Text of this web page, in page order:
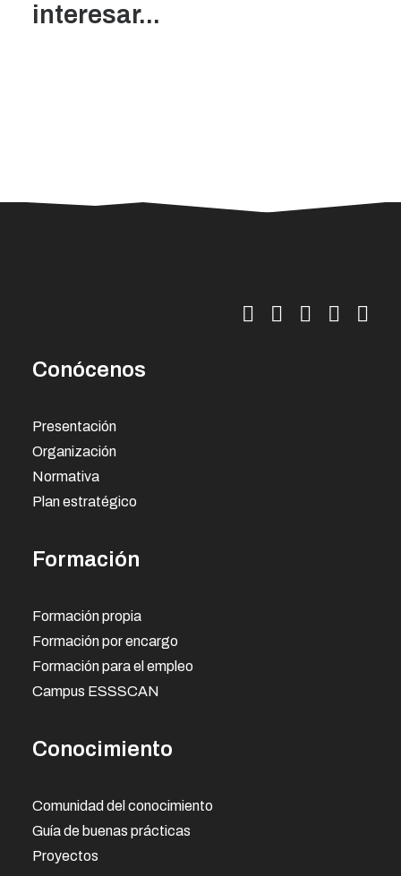
interesar...
deportivos dentro del Proyecto
La Escuela de Servicios Sanitarios y
Sociales de Canarias (ESSSCAN),
adscrita a la Consejería de Sanidad del
Gobierno de Canarias, en colaboración con
Conócenos
Presentación
Organización
Normativa
Plan estratégico
Formación
Formación propia
Formación por encargo
Formación para el empleo
Campus ESSSCAN
Conocimiento
Comunidad del conocimiento
Guía de buenas prácticas
Proyectos